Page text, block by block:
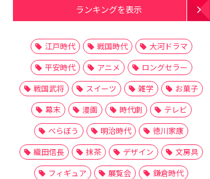
ランキングを表示
江戸時代 戦国時代
大河ドラマ
平安時代
アニメ
ロングセラー
戦国武将
スイーツ 雑学
お菓子
幕末
漫画 時代劇
テレビ
べらぼう
明治時代
徳川家康
織田信長
抹茶 デザイン
文房具
フィギュア
展覧会
鎌倉時代